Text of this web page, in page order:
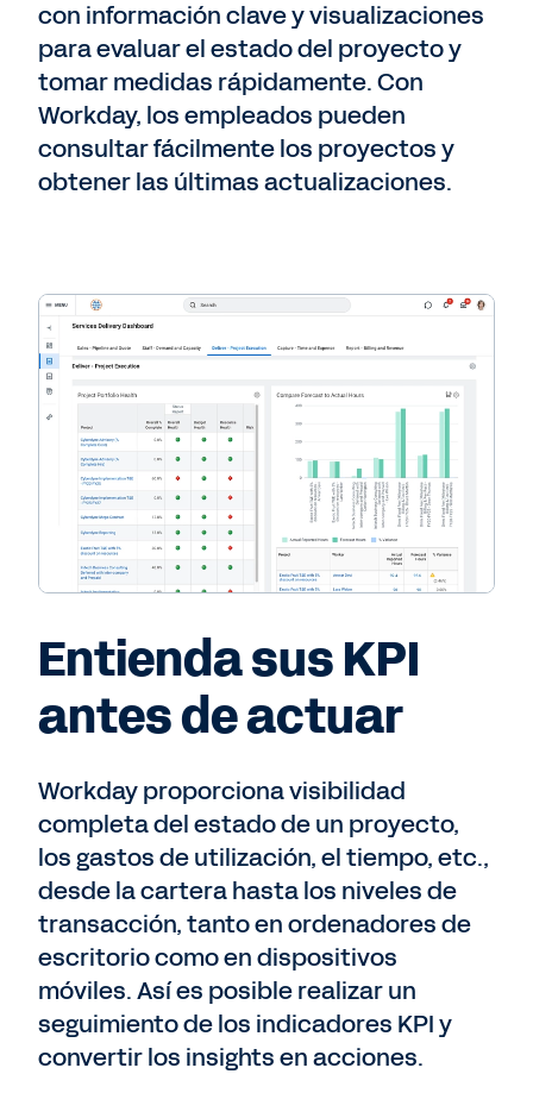
con información clave y visualizaciones
para evaluar el estado del proyecto y
tomar medidas rápidamente. Con
Workday, los empleados pueden
consultar fácilmente los proyectos y
obtener las últimas actualizaciones.
Entienda sus KPI
antes de actuar
Workday proporciona visibilidad
completa del estado de un proyecto,
los gastos de utilización, el tiempo, etc.,
desde la cartera hasta los niveles de
transacción, tanto en ordenadores de
escritorio como en dispositivos
móviles. Así es posible realizar un
seguimiento de los indicadores KPI y
convertir los insights en acciones.